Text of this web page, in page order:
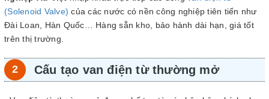
(Solenoid Valve) của các nước có nền công nghiệp tiên tiến như
Đài Loan, Hàn Quốc… Hàng sẵn kho, bảo hành dài hạn, giá tốt
trên thị trường.
Cấu tạo van điện từ thường mở